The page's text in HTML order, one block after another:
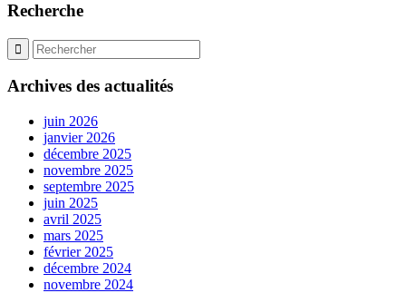
Recherche
Archives des actualités
juin 2026
janvier 2026
décembre 2025
novembre 2025
septembre 2025
juin 2025
avril 2025
mars 2025
février 2025
décembre 2024
novembre 2024